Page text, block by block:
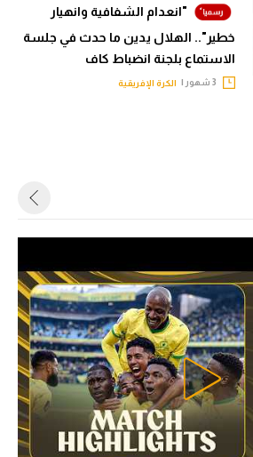
"انعدام الشفافية وانهيار
خطير".. الهلال يدين ما حدث في جلسة
الاستماع بلجنة انضباط كاف
الكرة الإفريقية